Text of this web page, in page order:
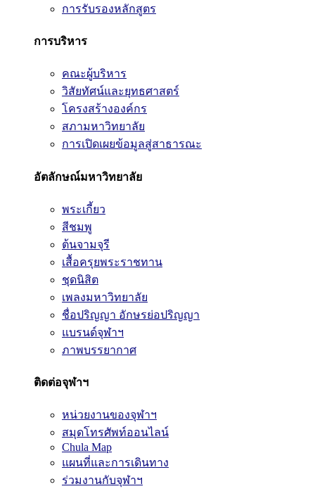
การรับรองหลักสูตร
การบริหาร
คณะผู้บริหาร
วิสัยทัศน์และยุทธศาสตร์
โครงสร้างองค์กร
สภามหาวิทยาลัย
การเปิดเผยข้อมูลสู่สาธารณะ
อัตลักษณ์มหาวิทยาลัย
พระเกี้ยว
สีชมพู
ต้นจามจุรี
เสื้อครุยพระราชทาน
ชุดนิสิต
เพลงมหาวิทยาลัย
ชื่อปริญญา อักษรย่อปริญญา
แบรนด์จุฬาฯ
ภาพบรรยากาศ
ติดต่อจุฬาฯ
หน่วยงานของจุฬาฯ
สมุดโทรศัพท์ออนไลน์
Chula Map
แผนที่และการเดินทาง
ร่วมงานกับจุฬาฯ